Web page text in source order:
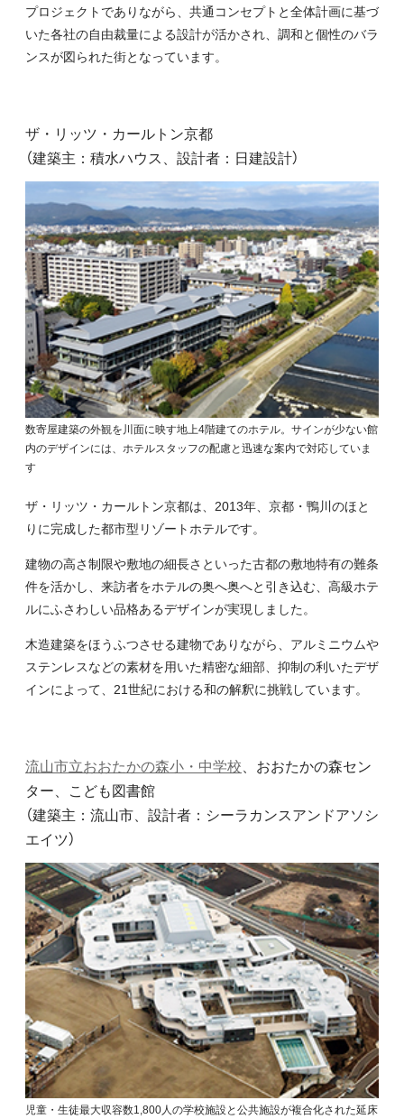
プロジェクトでありながら、共通コンセプトと全体計画に基づ
いた各社の自由裁量による設計が活かされ、調和と個性のバラ
ンスが図られた街となっています。
ザ・リッツ・カールトン京都
（建築主：積水ハウス、設計者：日建設計）
数寄屋建築の外観を川面に映す地上4階建てのホテル。サインが少ない館
内のデザインには、ホテルスタッフの配慮と迅速な案内で対応していま
す
ザ・リッツ・カールトン京都は、2013年、京都・鴨川のほと
りに完成した都市型リゾートホテルです。
建物の高さ制限や敷地の細長さといった古都の敷地特有の難条
件を活かし、来訪者をホテルの奥へ奥へと引き込む、高級ホテ
ルにふさわしい品格あるデザインが実現しました。
木造建築をほうふつさせる建物でありながら、アルミニウムや
ステンレスなどの素材を用いた精密な細部、抑制の利いたデザ
インによって、21世紀における和の解釈に挑戦しています。
流山市立おおたかの森小・中学校、おおたかの森セン
ター、こども図書館
（建築主：流山市、設計者：シーラカンスアンドアソシ
エイツ）
児童・生徒最大収容数1,800人の学校施設と公共施設が複合化された延床